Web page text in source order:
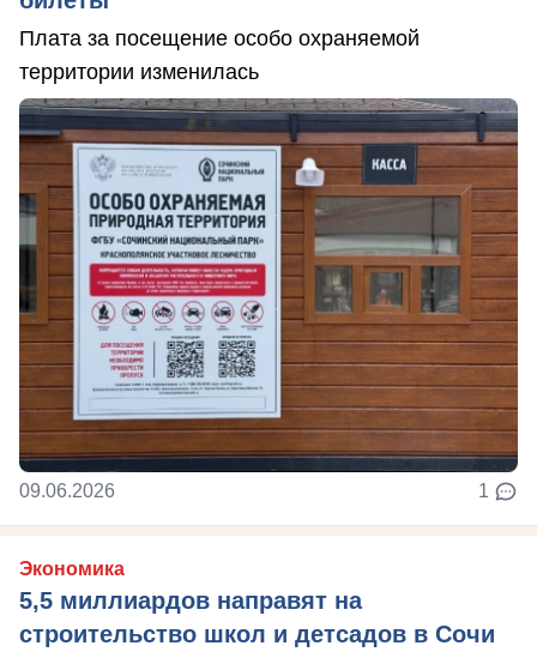
Плата за посещение особо охраняемой
территории изменилась
09.06.2026 1
Экономика
5,5 миллиардов направят на
строительство школ и детсадов в Сочи